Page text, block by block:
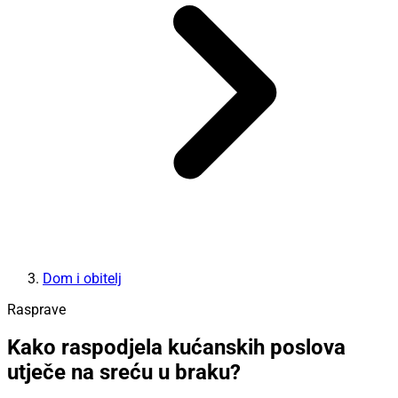
Dom i obitelj
Rasprave
Kako raspodjela kućanskih poslova
utječe na sreću u braku?